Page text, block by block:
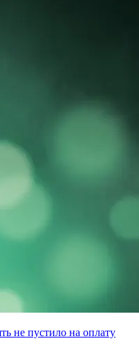
не пустило на оплату